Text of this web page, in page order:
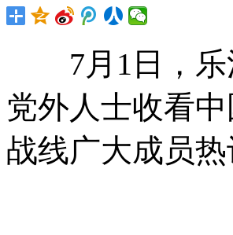
7月1日，乐
党外人士收看
战线广大成员